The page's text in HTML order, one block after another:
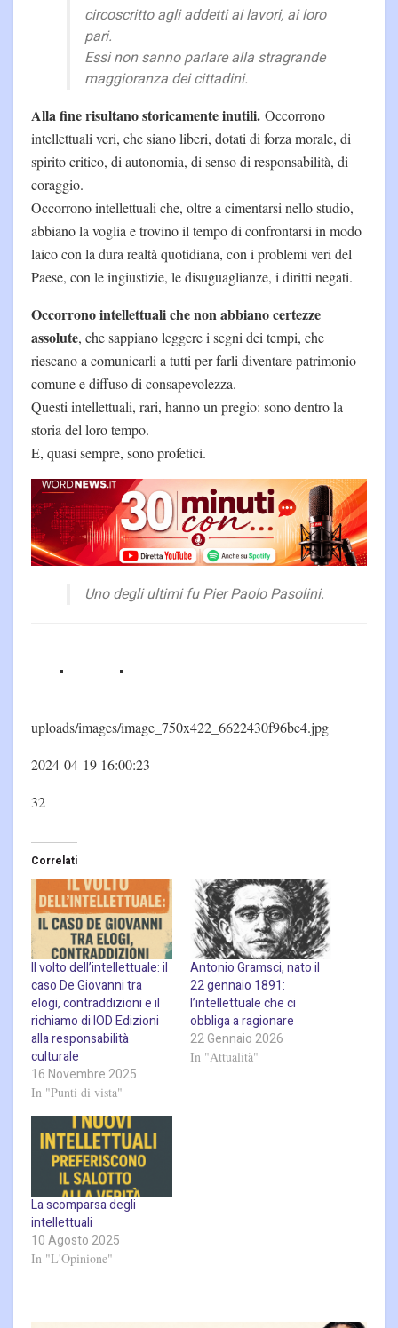
circoscritto agli addetti ai lavori, ai loro
pari.
Essi non sanno parlare alla stragrande
maggioranza dei cittadini.
Alla fine risultano storicamente inutili. Occorrono
intellettuali veri, che siano liberi, dotati di forza morale, di
spirito critico, di autonomia, di senso di responsabilità, di
coraggio.
Occorrono intellettuali che, oltre a cimentarsi nello studio,
abbiano la voglia e trovino il tempo di confrontarsi in modo
laico con la dura realtà quotidiana, con i problemi veri del
Paese, con le ingiustizie, le disuguaglianze, i diritti negati.
Occorrono intellettuali che non abbiano certezze
assolute, che sappiano leggere i segni dei tempi, che
riescano a comunicarli a tutti per farli diventare patrimonio
comune e diffuso di consapevolezza.
Questi intellettuali, rari, hanno un pregio: sono dentro la
storia del loro tempo.
E, quasi sempre, sono profetici.
Uno degli ultimi fu Pier Paolo Pasolini.
uploads/images/image_750x422_6622430f96be4.jpg
2024-04-19 16:00:23
32
Correlati
Il volto dell’intellettuale: il
caso De Giovanni tra
elogi, contraddizioni e il
richiamo di IOD Edizioni
alla responsabilità
culturale
16 Novembre 2025
In "Punti di vista"
Antonio Gramsci, nato il
22 gennaio 1891:
l’intellettuale che ci
obbliga a ragionare
22 Gennaio 2026
In "Attualità"
La scomparsa degli
intellettuali
10 Agosto 2025
In "L'Opinione"